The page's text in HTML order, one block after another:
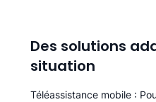
Des solutions
situation
Téléassistance mobile :